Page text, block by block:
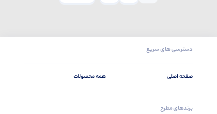
دسترسی های سریع
صفحه اصلی همه محصولات
برندهای مطرح